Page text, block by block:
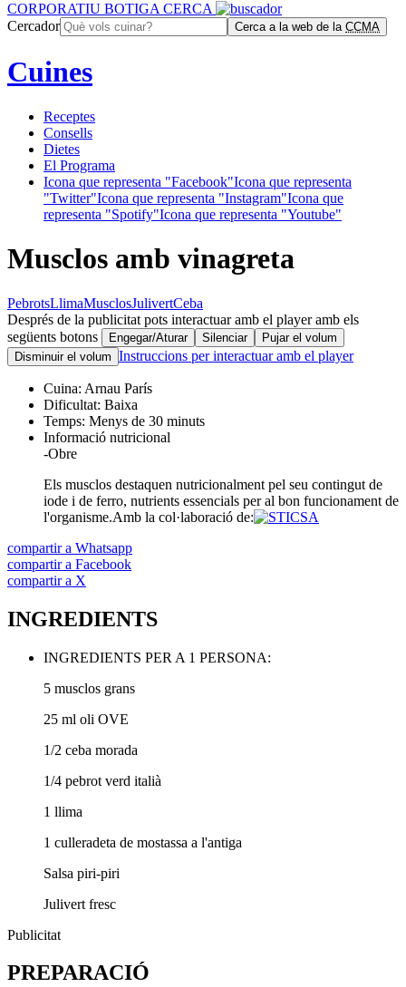
CORPORATIU BOTIGA CERCA
Cercador
Cerca a la web de la CCMA
Cuines
Receptes
Consells
Dietes
El Programa
Icona que representa "Facebook"Icona que representa
"Twitter"Icona que representa "Instagram"Icona que
representa "Spotify"Icona que representa "Youtube"
Musclos amb vinagreta
PebrotsLlimaMusclosJulivertCeba
Després de la publicitat pots interactuar amb el player amb els
següents botons
Engegar/Aturar Silenciar
Pujar el volum
Disminuir el volum Instruccions per interactuar amb el player
Cuina: Arnau París
Dificultat: Baixa
Temps: Menys de 30 minuts
Informació nutricional
-Obre
Els musclos destaquen nutricionalment pel seu contingut de
iode i de ferro, nutrients essencials per al bon funcionament de
l'organisme.Amb la col·laboració de:
compartir a Whatsapp
compartir a Facebook
compartir a X
INGREDIENTS
INGREDIENTS PER A 1 PERSONA:
5 musclos grans
25 ml oli OVE
1/2 ceba morada
1/4 pebrot verd italià
1 llima
1 culleradeta de mostassa a l'antiga
Salsa piri-piri
Julivert fresc
Publicitat
PREPARACIÓ